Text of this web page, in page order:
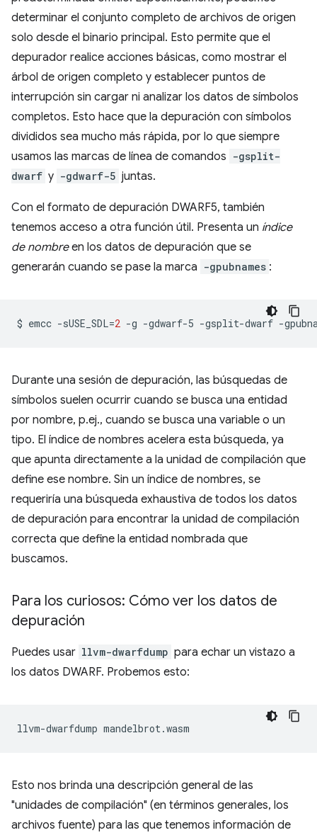
determinar el conjunto completo de archivos de origen
solo desde el binario principal. Esto permite que el
depurador realice acciones básicas, como mostrar el
árbol de origen completo y establecer puntos de
interrupción sin cargar ni analizar los datos de símbolos
completos. Esto hace que la depuración con símbolos
divididos sea mucho más rápida, por lo que siempre
usamos las marcas de línea de comandos -gsplit-
dwarf y -gdwarf-5 juntas.
Con el formato de depuración DWARF5, también
tenemos acceso a otra función útil. Presenta un índice
de nombreen los datos de depuración que se
generarán cuando se pase la marca -gpubnames :
$ emcc -sUSE_SDL=2 -g -gdwarf-5 -gsplit-dwarf -
Durante una sesión de depuración, las búsquedas de
símbolos suelen ocurrir cuando se busca una entidad
por nombre, p.ej., cuando se busca una variable o un
tipo. El índice de nombres acelera esta búsqueda, ya
que apunta directamente a la unidad de compilación que
define ese nombre. Sin un índice de nombres, se
requeriría una búsqueda exhaustiva de todos los datos
de depuración para encontrar la unidad de compilación
correcta que define la entidad nombrada que
buscamos.
Para los curiosos: Cómo ver los datos de
depuración
Puedes usar llvm-dwarfdump para echar un vistazo a
los datos DWARF. Probemos esto:
llvm-dwarfdump
Esto nos brinda una descripción general de las
"unidades de compilación" (en términos generales, los
archivos fuente) para las que tenemos información de